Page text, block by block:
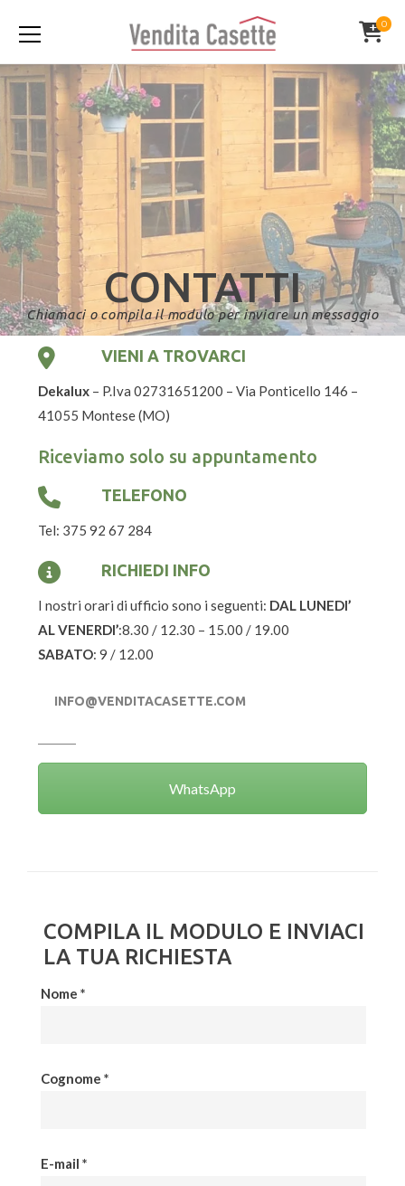
0
CONTATTI
Chiamaci o compila il modulo per inviare un messaggio
VIENI A TROVARCI
Dekalux– P.Iva 02731651200 – Via Ponticello 146 –
41055 Montese (MO)
Riceviamo solo su appuntamento
TELEFONO
Tel: 375 92 67 284
RICHIEDI INFO
I nostri orari di ufficio sono i seguenti: DAL LUNEDI’
AL VENERDI’:8.30 / 12.30 – 15.00 / 19.00
SABATO: 9 / 12.00
INFO@VENDITACASETTE.COM
WhatsApp
COMPILA IL MODULO E INVIACI
LA TUA RICHIESTA
Nome *
Cognome *
E-mail *